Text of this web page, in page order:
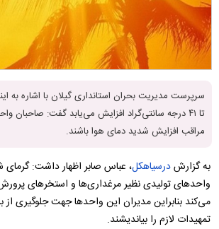
سرپرست مدیریت بحران استانداری گیلان با اشاره به
تا ۴۱ درجه سانتی‌گراد افزایش می‌یابد گفت:‌ صاحبان
مراقب افزایش شدید دمای هوا باشند.
به گزارشدرسیاهکل، عباس صابر اظهار داشت:‌ گرمای
واحدهای تولیدی نظیر مرغداری‌ها و استخرهای
می‌کند بنابراین مدیران این واحدها جهت جلوگیری از
تمهیدات لازم را بیاندیشند.